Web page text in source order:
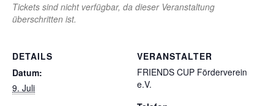
DETAILS
Datum:
9. Juli
VERANSTALTER
FRIENDS CUP Förderverein
e.V.
Tickets sind nicht verfügbar, da dieser Veranstaltung
überschritten ist.